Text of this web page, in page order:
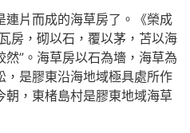
片而成的海草房了。《榮成
房，砌以石，覆以茅，苫以海
”。海草房以石為墻，海草為
是膠東沿海地域極具處所作
朝，東楮島村是膠東地域海草